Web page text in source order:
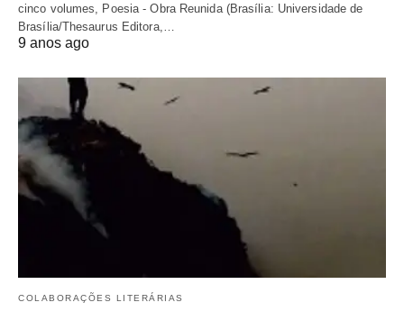
cinco volumes, Poesia - Obra Reunida (Brasília: Universidade de
Brasília/Thesaurus Editora,…
9 anos ago
COLABORAÇÕES LITERÁRIAS